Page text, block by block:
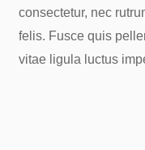
consectetur, nec
felis. Fusce quis
vitae ligula luctus